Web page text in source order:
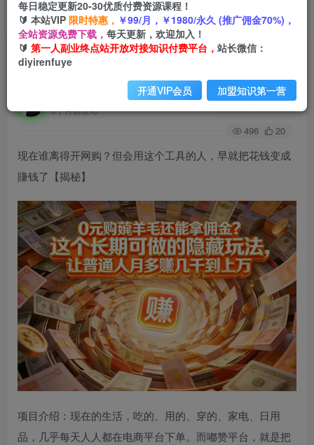
首页 创业课程 会员免费 正文
现在谁离得开网购？但会用这个工具的人，早就把
花钱变成賺钱了【揭秘】
第一人副业终点站
6个月前发布
关注 私信
496 20
现在谁离得开网购？但会用这个工具的人，早就把花钱变成
賺钱了【揭秘】
项目介绍：现在的生活，吃的、用的、穿的、家电、日用
品，几乎每天人人都在电商平台下单。而嘟赞平台，就是把
每日稳定更新20-30优质付费资源课程！
🔰 本站VIP 限时特惠， ￥99/月，￥1980/永久 (推广佣金70%)，
全站资源免费下载， 每天更新，欢迎加入！
🔰 第一人副业终点站开放对接知识付费平台， 站长微信：
diyirenfuye
开通VIP会员 加盟知识第一营